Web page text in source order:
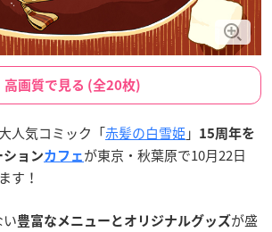
高画質で見る (全20枚)
人気コミック「赤髪の白雪姫 」
15周年を
ションカフェ が東京・秋葉原で10月22日
す！
豊富なメニューとオリジナルグッズ が盛